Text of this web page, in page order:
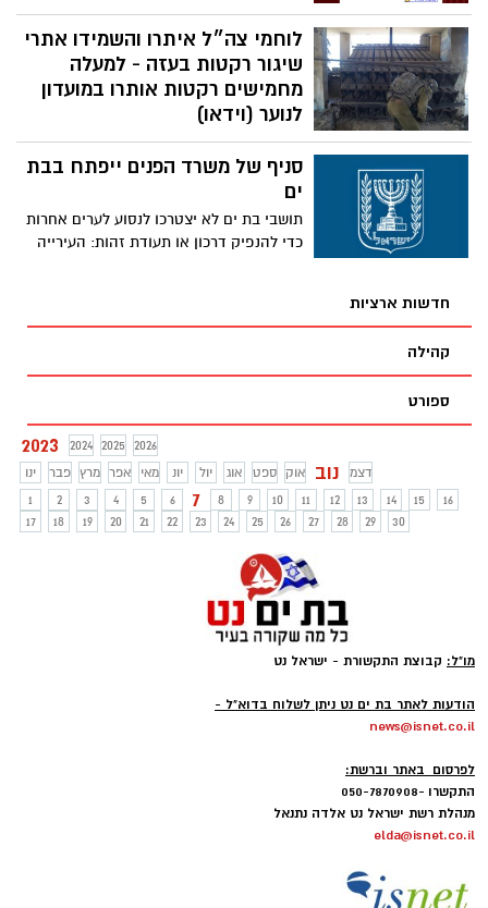
קמפיין דיוג (Phishing) נרחב הפעיל בישראל
באמצעות הודעות לדואר האלקטרוני, עם
קישור להורדת קבצים זדוניים
לוחמי צה״ל איתרו והשמידו אתרי
שיגור רקטות בעזה - למעלה
מחמישים רקטות אותרו במועדון
לנוער (וידאו)
לוחמי צה"ל איתרו והשמידו מתחמים ששימשו
לשיגור רקטות, ביניהם מתחם שמוקם בתוך
המשמש לפעילות נוער, מוכנות לשיגור אל עבר
ישראל
סניף של משרד הפנים ייפתח בבת
ים
תושבי בת ים לא יצטרכו לנסוע לערים אחרות
כדי להנפיק דרכון או תעודת זהות: העירייה
חדשות ארציות
קהילה
ספורט
2023 2024 2025
2026
ינו
פבר מרץ אפר מאי יונ יול אוג ספט אוק נוב
דצמ
1
2 3 4 5 6 7 8 9 10 11 12 13 14 15
16
17
18 19 20 21 22 23 24 25 26 27 28 29 30
מו"ל: קבוצת התקשורת - ישראל נט
הודעות לאתר בת ים נט ניתן לשלוח בדוא"ל -
news@isnet.co.il
לפרסום באתר וברשת:
התקשרו -050-7870908
מנהלת רשת ישראל נט אלדה נתנאל
elda@isnet.co.il